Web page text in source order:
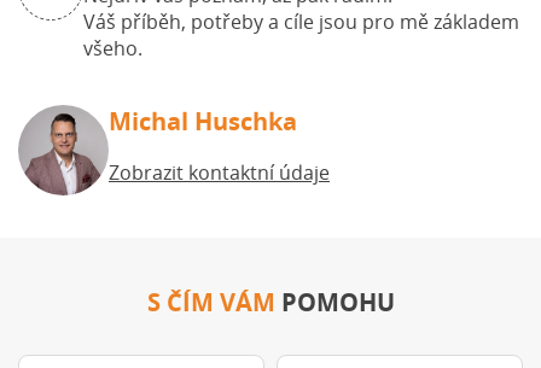
Váš příběh, potřeby a cíle jsou pro mě základem
všeho.
Michal Huschka
Zobrazit kontaktní údaje
S ČÍM VÁM POMOHU